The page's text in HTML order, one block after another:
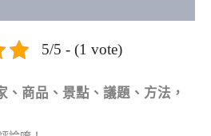
5/5 - (1 vote)
、商品、景點、議題、方法，